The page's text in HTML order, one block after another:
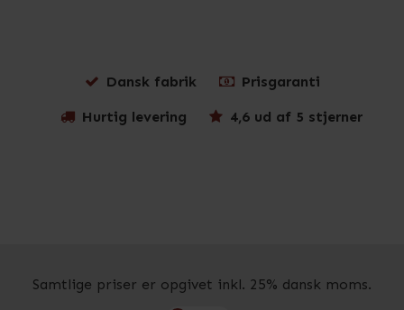
Dansk fabrik Prisgaranti
Hurtig levering 4,6 ud af 5 stjerner
Samtlige priser er opgivet inkl. 25% dansk moms.